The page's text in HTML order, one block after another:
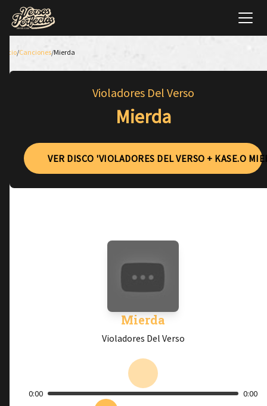
Inicio/Canciones/Mierda
Violadores Del Verso
Mierda
VER DISCO 'VIOLADORES DEL VERSO + KASE.O
Mierda
Violadores Del Verso
0:00 0:00